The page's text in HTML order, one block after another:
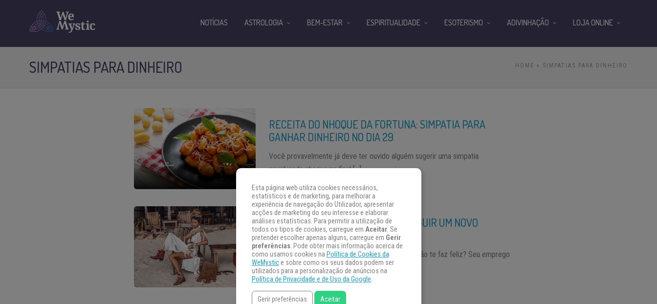
HOME » SIMPATIAS PARA DINHEIRO
SIMPATIAS PARA DINHEIRO
RECEITA DO NHOQUE DA FORTUNA: SIMPATIA PARA
GANHAR DINHEIRO NO DIA 29
Você provavelmente já deve ter ouvido alguém sugerir uma simpatia
envolvendo nhoque no final […]
AMULETO PODEROSO PARA CONSEGUIR UM NOVO
EMPREGO
Está desempregado? Está em um emprego que não te faz feliz? Seu emprego
não […]
NOTÍCIAS ASTROLOGIA BEM-ESTAR ESPIRITUALIDADE ESOTERISMO ADIVINHAÇÃO LOJA ONLINE
Esta página web utiliza cookies necessários,
estatísticos e de marketing, para melhorar a
experiência de navegação do Utilizador, apresentar
acções de marketing do seu interesse e elaborar
análises estatísticas. Para permitir a utilização de
todos os tipos de cookies, carregue em Aceitar. Se
pretender escolher apenas alguns, carregue em Gerir
preferências. Pode obter mais informação acerca de
como usamos cookies na Política de Cookies da
WeMystice sobre como os seus dados podem ser
utilizados para a personalização de anúncios na
Política de Privacidade e de Uso da Google.
Gerir preferências Aceitar